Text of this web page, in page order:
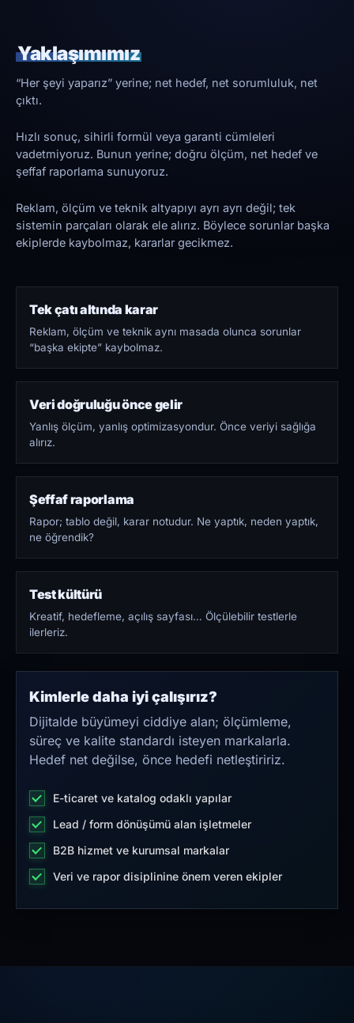
Yaklaşımımız
“Her şeyi yaparız” yerine; net hedef, net sorumluluk, net
çıktı.
Hızlı sonuç, sihirli formül veya garanti cümleleri
vadetmiyoruz. Bunun yerine; doğru ölçüm, net hedef ve
şeffaf raporlama sunuyoruz.
Reklam, ölçüm ve teknik altyapıyı ayrı ayrı değil; tek
sistemin parçaları olarak ele alırız. Böylece sorunlar başka
ekiplerde kaybolmaz, kararlar gecikmez.
Tek çatı altında karar
Reklam, ölçüm ve teknik aynı masada olunca sorunlar
“başka ekipte” kaybolmaz.
Veri doğruluğu önce gelir
Yanlış ölçüm, yanlış optimizasyondur. Önce veriyi sağlığa
alırız.
Şeffaf raporlama
Rapor; tablo değil, karar notudur. Ne yaptık, neden yaptık,
ne öğrendik?
Test kültürü
Kreatif, hedefleme, açılış sayfası… Ölçülebilir testlerle
ilerleriz.
Kimlerle daha iyi çalışırız?
Dijitalde büyümeyi ciddiye alan; ölçümleme,
süreç ve kalite standardı isteyen markalarla.
Hedef net değilse, önce hedefi netleştiririz.
E-ticaret ve katalog odaklı yapılar
Lead / form dönüşümü alan işletmeler
B2B hizmet ve kurumsal markalar
Veri ve rapor disiplinine önem veren ekipler